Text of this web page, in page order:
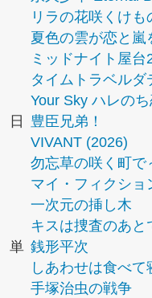
リラの花咲くけも
夏色の雲が恋と嵐
ミッドナイト屋台
タイムトラベルダ
Your Sky ハレの
日
豊臣兄弟！
VIVANT (2026)
勿忘草の咲く町で
マイ・フィクショ
一次元の挿し木
キスは捜査のあと
単 銭形平次
しあわせは食べ
手塚治虫の戦争